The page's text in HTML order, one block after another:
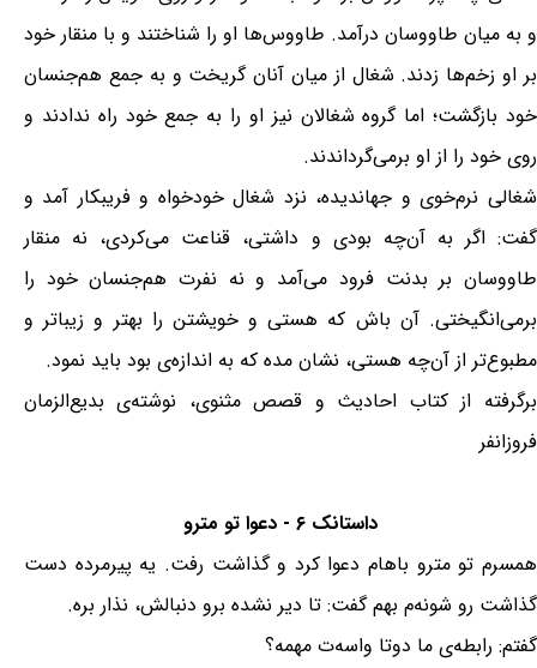
و به میان طاووسان درآمد. طاووس‌ها او را شناختند و با منقار خود
بر او زخم‌ها زدند. شغال از میان آنان گریخت و به جمع هم‌جنسان
خود بازگشت؛ اما گروه شغالان نیز او را به جمع خود راه ندادند و
روى خود را از او برمی‌گرداندند.
شغالى نرم‌خوى و جهاندیده، نزد شغال خودخواه و فریبكار آمد و
گفت: اگر به آن‌چه بودى و داشتى، قناعت می‌كردى، نه منقار
طاووسان بر بدنت فرود می‌آمد و نه نفرت هم‌جنسان خود را
برمی‌انگیختى. آن باش كه هستى و خویشتن را بهتر و زیباتر و
مطبوع‌تر از آن‌چه هستى، نشان مده كه به اندازه‌ی بود باید نمود.
برگرفته از کتاب احادیث و قصص مثنوی، نوشته‌ی بدیع‌الزمان
فروزانفر
داستانک ۶ - دعوا تو مترو
همسرم تو مترو باهام دعوا کرد و گذاشت رفت. یه پیرمرده دست
گذاشت رو شونه‌م بهم گفت: تا دیر نشده برو دنبالش، نذار بره.
گفتم: رابطه‌ی ما دوتا واسه‌ت مهمه؟